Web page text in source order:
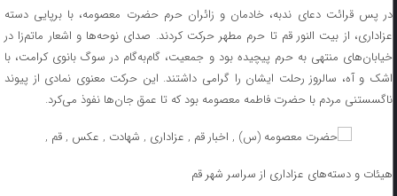
در پس قرائت دعای ندبه، خادمان و زائران حرم حضرت معصومه، با برپایی دسته
عزاداری، از بیت النور قم تا حرم مطهر حرکت کردند. صدای نوحه‌ها و اشعار ماتم‌زا در
خیابان‌های منتهی به حرم پیچیده بود و جمعیت، گام‌به‌گام در سوگ بانوی کرامت، با
اشک و آه، سالروز رحلت ایشان را گرامی داشتند. این حرکت معنوی نمادی از پیوند
ناگسستنی مردم با حضرت فاطمه معصومه بود که تا عمق جان‌ها نفوذ می‌کرد.
هیئات و دسته‌های عزاداری از سراسر شهر قم